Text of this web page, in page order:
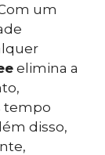
um
elimina a
tempo
disso,